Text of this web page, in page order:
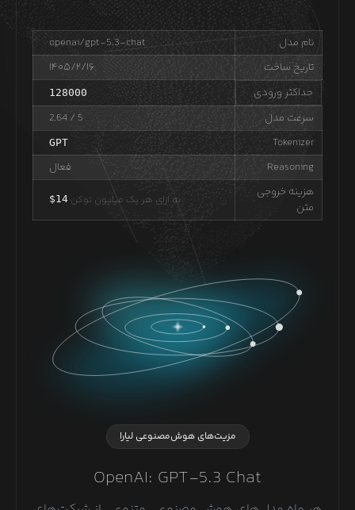
نام مدل
openai/gpt-5.3-chat
تاریخ ساخت
۱۴۰۵/۲/۱۶
حداکثر ورودی
128000
سرعت مدل 2.64 / 5
Tokenizer
GPT
Reasoning
فعال
هزینه خروجی
متن
$14 به ازای هر یک میلیون توکن
مزیت‌های هوش‌مصنوعی لیارا
OpenAI: GPT-5.3 Chat